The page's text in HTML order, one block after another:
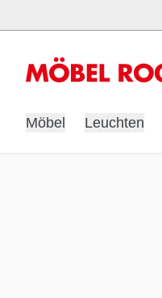
Möbel Leuchten